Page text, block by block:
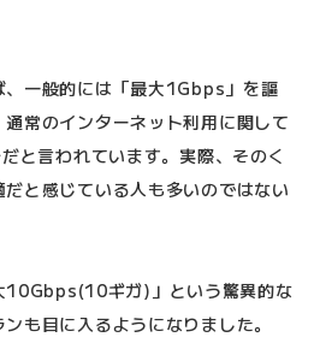
、一般的には「最大1Gbps」を謳
常のインターネット利用に関して
と言われています。実際、そのく
と感じている人も多いのではない
10Gbps(10ギガ)」という驚異的な
も目に入るようになりました。